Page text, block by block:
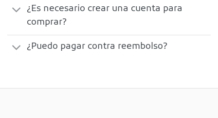
¿Es necesario crear una cuenta para
comprar?
¿Puedo pagar contra reembolso?